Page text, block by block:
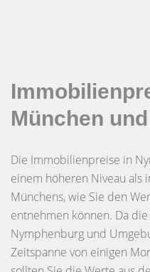
München
Die Immobilienpreise in
einem höheren Niveau als
Münchens, wie Sie den
entnehmen können. Da
Nymphenburg und
Zeitspanne von einigen